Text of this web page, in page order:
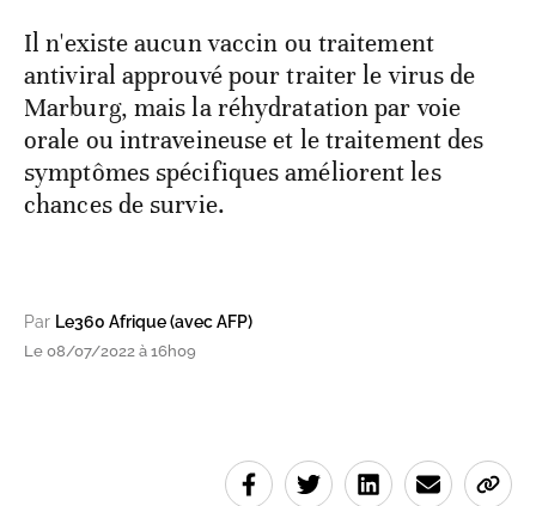
Il n'existe aucun vaccin ou traitement
antiviral approuvé pour traiter le virus de
Marburg, mais la réhydratation par voie
orale ou intraveineuse et le traitement des
symptômes spécifiques améliorent les
chances de survie.
Par Le360 Afrique (avec AFP)
Le 08/07/2022 à 16h09